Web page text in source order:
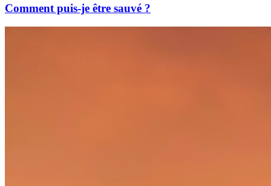
Comment puis-je être sauvé ?